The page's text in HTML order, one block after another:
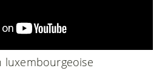
luxembourgeoise